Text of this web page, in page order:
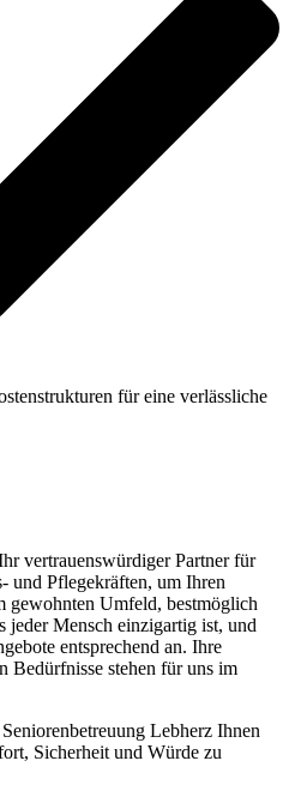
für eine verlässliche
vertrauenswürdiger Partner für
und Pflegekräften, um Ihren
gewohnten Umfeld, bestmöglich
jeder Mensch einzigartig ist, und
entsprechend an. Ihre
Bedürfnisse stehen für uns im
Lebherz Ihnen
Sicherheit und Würde zu